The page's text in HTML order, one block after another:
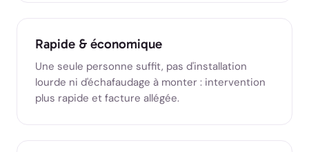
Rapide & économique
Une seule personne suffit, pas d'installation
lourde ni d'échafaudage à monter : intervention
plus rapide et facture allégée.